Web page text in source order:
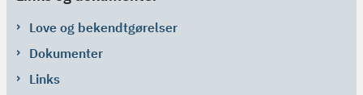
Love og bekendtgørelser
Dokumenter
Links